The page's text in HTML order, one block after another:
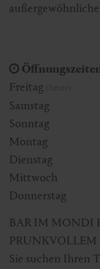
Freitag
Samstag
Sonntag
Montag
Dienstag
Mittwoch
Donnerstag
BAR IM MONDI
Sie suchen Ihren